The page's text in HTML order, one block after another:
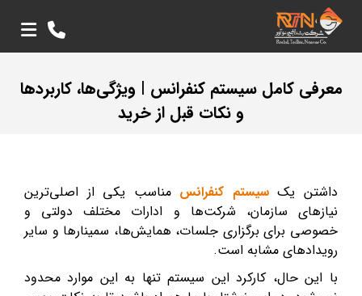
معرفی کامل سیستم کنفرانس | ویژگی‌ها، کاربردها
و نکات قبل از خرید
داشتن یکسیستم کنفرانس مناسب یکی از اصلی‌ترین
نیازهای سازمان، شرکت‌ها و ادارات مختلف دولتی و
خصوصی برای برگزاری جلسات، همایش‌ها، سمینارها و سایر
رویدادهای مشابه است.
با این حال، کارکرد این سیستم تنها به این موارد محدود